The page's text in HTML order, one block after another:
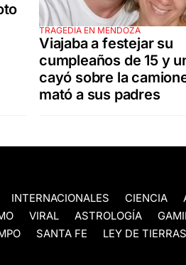
TRAGEDIA EN MENDOZA
Viajaba a festejar su
cumpleaños de 15 y
cayó sobre la
mató a sus padres
INTERNACIONALES CIENCIA
VIRAL ASTROLOGÍA
SANTA FE
LEY DE TIERRAS